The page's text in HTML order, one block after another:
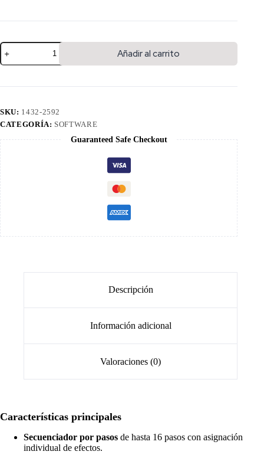
Añadir al carrito
SKU: 1432-2592
CATEGORÍA: SOFTWARE
Guaranteed Safe Checkout
Descripción
Información adicional
Valoraciones (0)
Características principales
Secuenciador por pasos de hasta 16 pasos con asignación
individual de efectos.